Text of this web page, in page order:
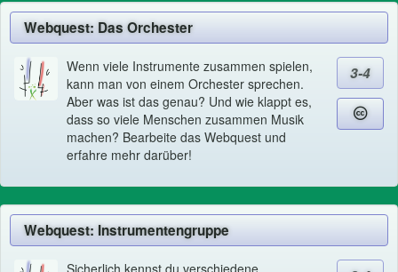
Webquest: Das Orchester
Wenn viele Instrumente zusammen spielen,
kann man von einem Orchester sprechen.
Aber was ist das genau? Und wie klappt es,
dass so viele Menschen zusammen Musik
machen? Bearbeite das Webquest und
erfahre mehr darüber!
3-4
Webquest: Instrumentengruppe